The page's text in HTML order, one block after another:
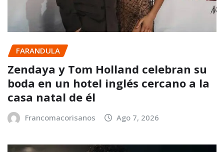
FARANDULA
Zendaya y Tom Holland celebran su
boda en un hotel inglés cercano a la
casa natal de él
Francomacorisanos Ago 7, 2026